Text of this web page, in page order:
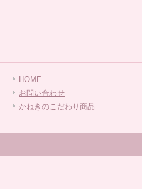
HOME
お問い合わせ
かねきのこだわり商品